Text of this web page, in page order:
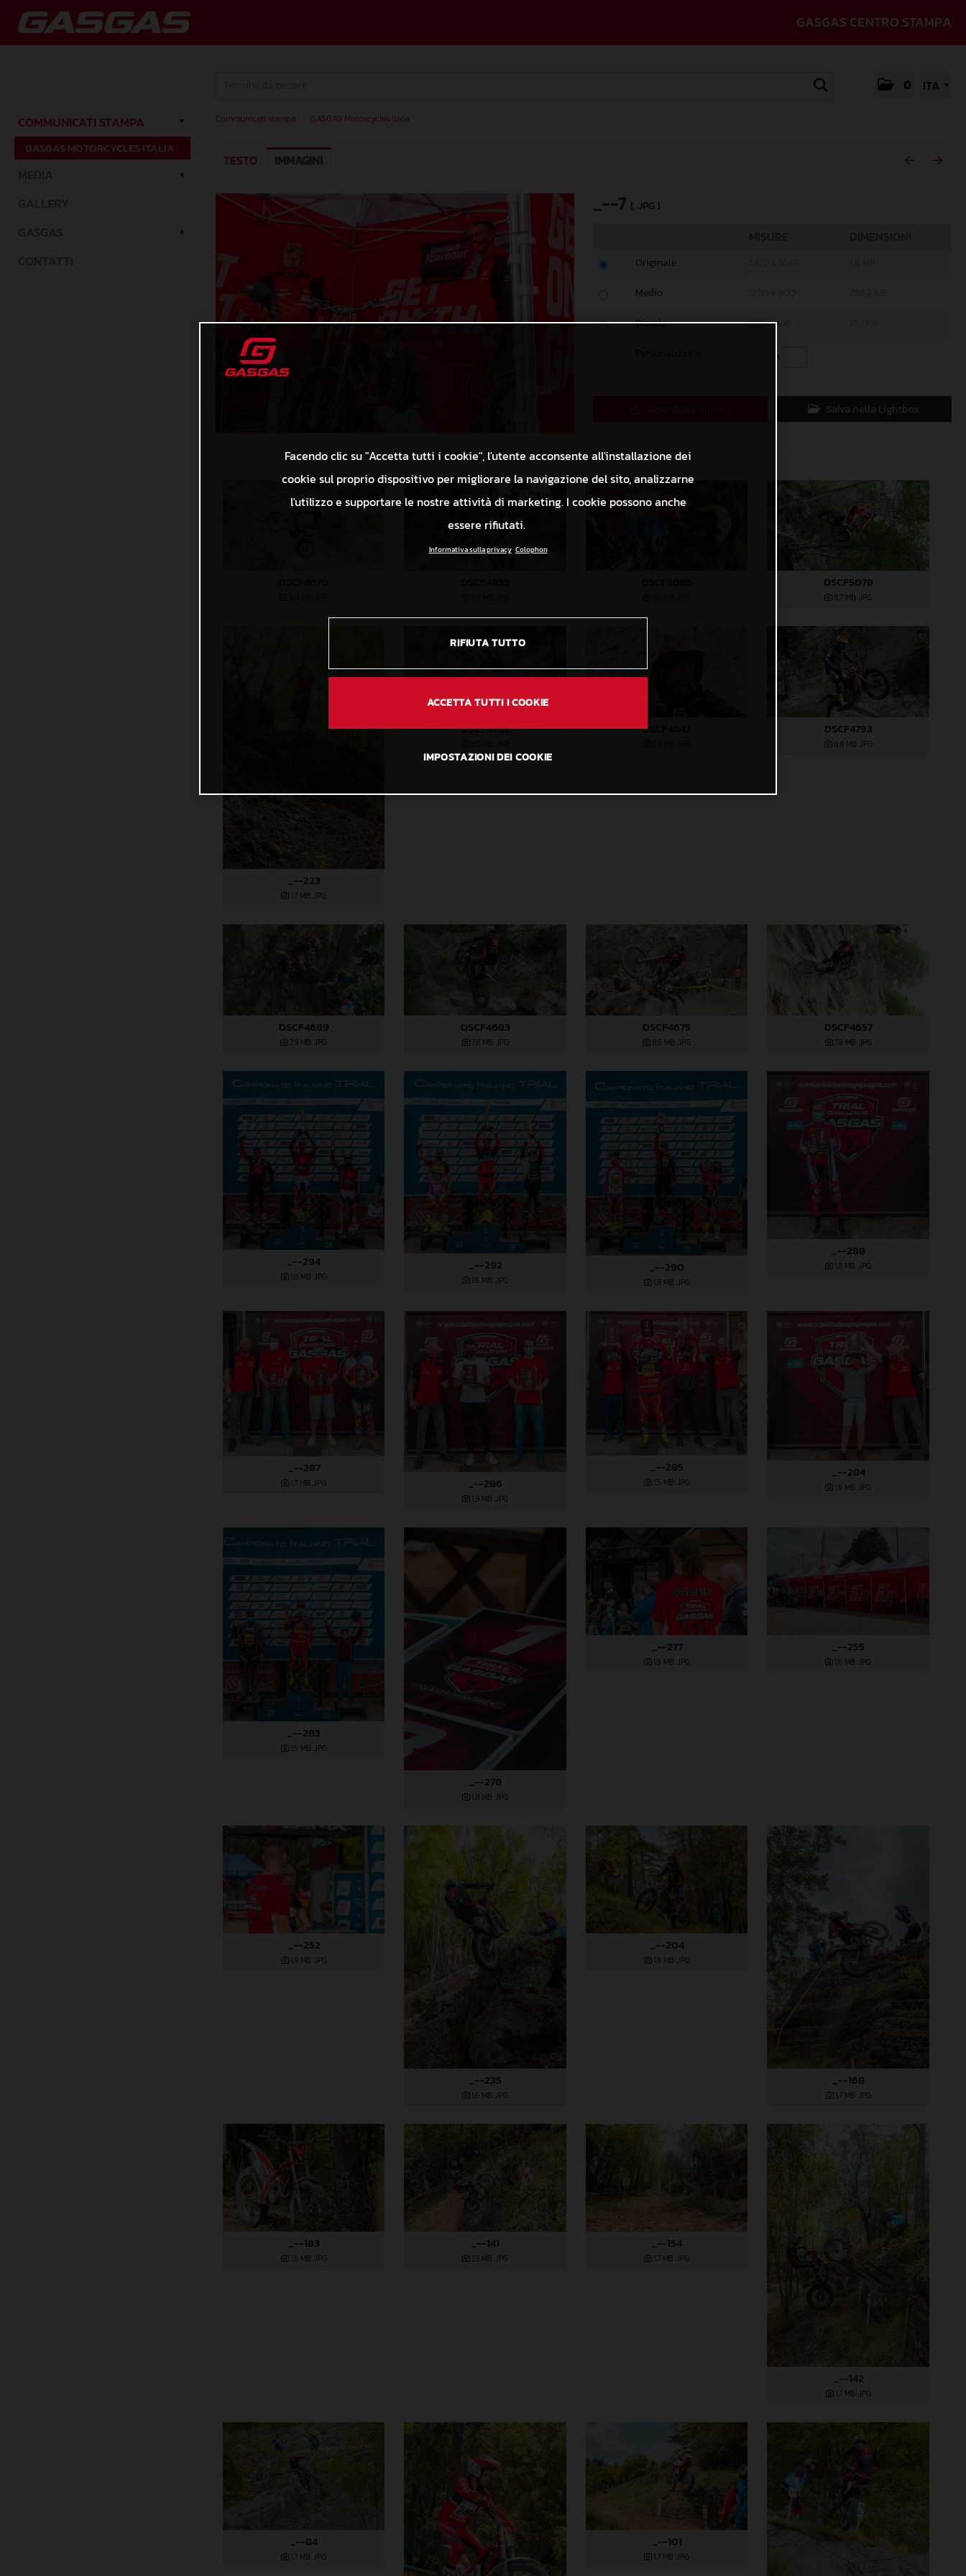
GASGAS CENTRO STAMPA
0 ITA
COMMUNICATI STAMPA
GASGAS MOTORCYCLES ITALIA
Communicati stampa GASGAS Motorcycles Italia
TESTO IMMAGINI
_--7 (. JPG )
Originale
Medio
Piccolo 600 x 400
x
Salva nella Lightbox
DSCF5078
8,7 MB .JPG
_--223
1,7 MB .JPG
DSCF4857 DSCF4842 DSCF4793
8,8 MB .JPG
DSCF4689
7,9 MB .JPG
DSCF4683
7,8 MB .JPG
DSCF4675
8,6 MB .JPG
DSCF4657
7,8 MB .JPG
_--294
1,8 MB .JPG
_--292
1,6 MB .JPG
_--290
1,8 MB .JPG
_--288
1,8 MB .JPG
_--287
1,7 MB .JPG _--286
1,9 MB .JPG
_--285
1,5 MB .JPG
_--284
1,6 MB .JPG
_--283
1,5 MB .JPG
_--278
1,8 MB .JPG
_--277
1,5 MB .JPG
_--255
1,6 MB .JPG
_--252
1,9 MB .JPG
_--235
1,6 MB .JPG
_--204
1,8 MB .JPG
_--168
1,7 MB .JPG
_--183
1,6 MB .JPG
_--141
1,9 MB .JPG
_--154
1,7 MB .JPG
_--142
1,7 MB .JPG
_--84
1,7 MB .JPG
_--101
1,7 MB .JPG
Facendo clic su "Accetta tutti i cookie", l'utente acconsente all'installazione dei
cookie sul proprio dispositivo per migliorare la navigazione del sito, analizzarne
l'utilizzo e supportare le nostre attività di marketing. I cookie possono anche
essere rifiutati.
Informativa sulla privacy Colophon
RIFIUTA TUTTO
ACCETTA TUTTI I COOKIE
IMPOSTAZIONI DEI COOKIE